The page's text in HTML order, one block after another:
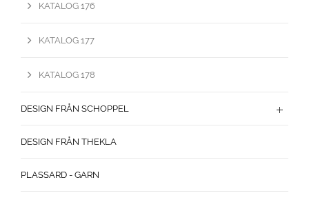
KATALOG 176
KATALOG 177
KATALOG 178
DESIGN FRÅN SCHOPPEL
DESIGN FRÅN THEKLA
PLASSARD - GARN